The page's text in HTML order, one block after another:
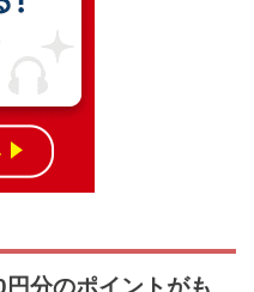
分のポイントがも